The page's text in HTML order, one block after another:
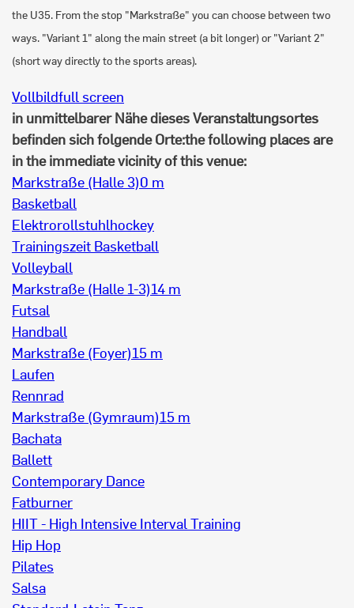
the U35. From the stop "Markstraße" you can choose between two
ways. "Variant 1" along the main street (a bit longer) or "Variant 2"
(short way directly to the sports areas).
Vollbildfull screen
in unmittelbarer Nähe dieses Veranstaltungsortes
befinden sich folgende Orte:the following places are
in the immediate vicinity of this venue:
Markstraße (Halle 3)0 m
Basketball
Elektrorollstuhlhockey
Trainingszeit Basketball
Volleyball
Markstraße (Halle 1-3)14 m
Futsal
Handball
Markstraße (Foyer)15 m
Laufen
Rennrad
Markstraße (Gymraum)15 m
Bachata
Ballett
Contemporary Dance
Fatburner
HIIT - High Intensive Interval Training
Hip Hop
Pilates
Salsa